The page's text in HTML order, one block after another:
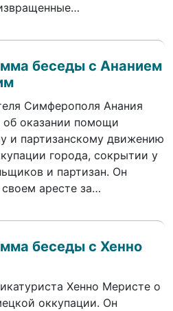
беседы с Ананием
Симферополя Анания
об оказании помощи
и партизанскому движению
города, сокрытии у
и партизан. Он
аресте за…
беседы с Хенно
Хенно Меристе о
оккупации. Он